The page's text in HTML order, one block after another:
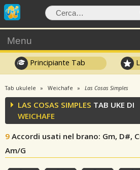
Menu
Principiante Tab
Tab ukulele Weichafe Las Cosas Simples
LAS COSAS SIMPLES TAB UKE DI
WEICHAFE
9 Accordi usati nel brano: Gm, D#,
Am/G